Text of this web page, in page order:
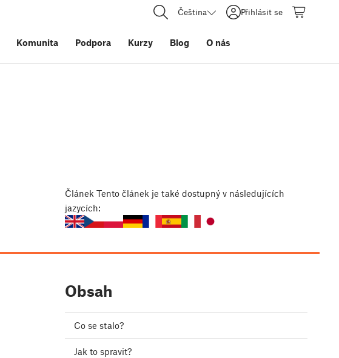
Čeština Přihlásit se
Komunita Podpora Kurzy Blog O nás
Článek Tento článek je také dostupný v následujících
jazycích:
Obsah
Co se stalo?
Jak to spravit?